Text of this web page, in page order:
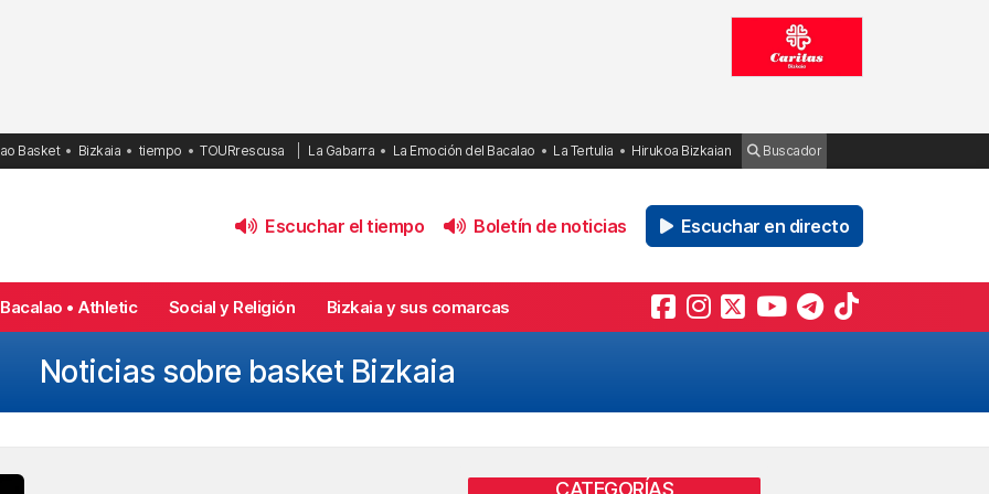
Basket Bizkaia tiempo TOURrescusa La Gabarra La Emoción del Bacalao La Tertulia Hirukoa Bizkaian Buscador
Escuchar el tiempo Boletín de noticias Escuchar en directo
Bacalao • Athletic Social y Religión Bizkaia y sus comarcas
Noticias sobre basket Bizkaia
CATEGORÍAS